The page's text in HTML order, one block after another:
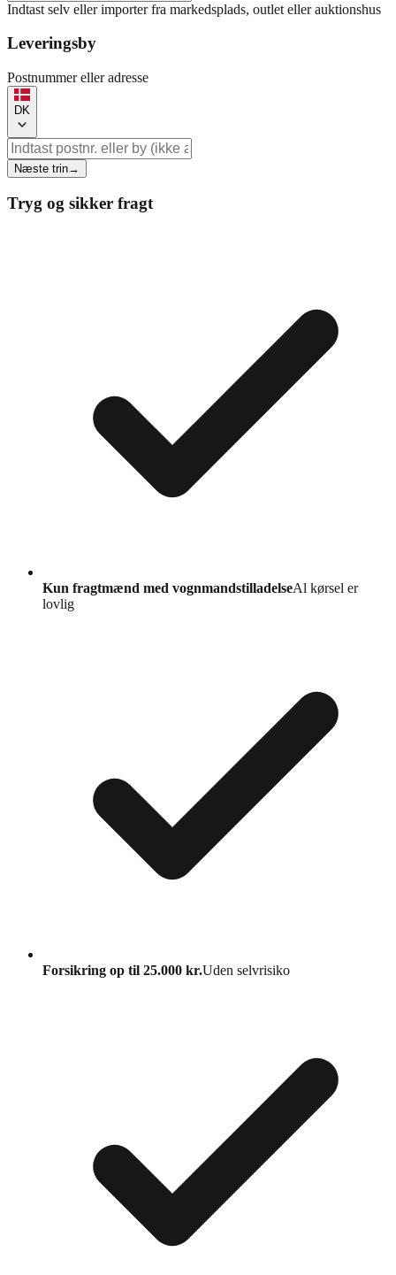
Indtast selv eller importer fra markedsplads, outlet eller auktionshus
Leveringsby
Postnummer eller adresse
DK
Næste trin→
Tryg og sikker fragt
Kun fragtmænd med vognmandstilladelseAl kørsel er
lovlig
Forsikring op til 25.000 kr.Uden selvrisiko